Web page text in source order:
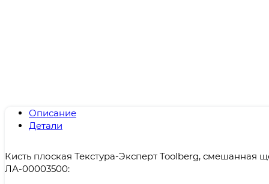
Описание
Детали
Кисть плоская Текстура-Эксперт Toolberg, смешанная
ЛА-00003500: